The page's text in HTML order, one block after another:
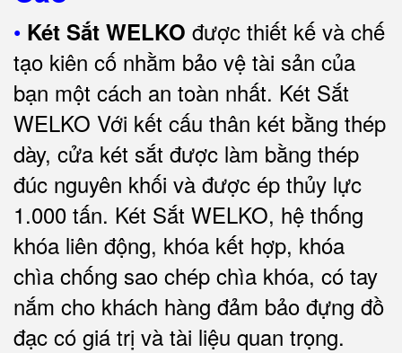
• Két Sắt WELKO được thiết kế và chế
tạo kiên cố nhằm bảo vệ tài sản của
bạn một cách an toàn nhất. Két Sắt
WELKO Với kết cấu thân két bằng thép
dày, cửa két sắt được làm bằng thép
đúc nguyên khối và được ép thủy lực
1.000 tấn. Két Sắt WELKO, hệ thống
khóa liên động, khóa kết hợp, khóa
chìa chống sao chép chìa khóa, có tay
nắm cho khách hàng đảm bảo đựng đồ
đạc có giá trị và tài liệu quan trọng.